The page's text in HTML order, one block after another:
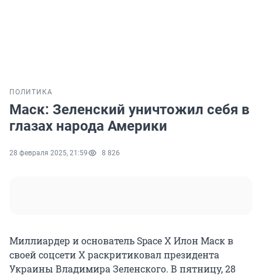
ПОЛИТИКА
Маск: Зеленский уничтожил себя в
глазах народа Америки
28 февраля 2025, 21:59 8 826
Миллиардер и основатель Space X Илон Маск в
своей соцсети X раскритиковал президента
Украины Владимира Зеленского. В пятницу, 28